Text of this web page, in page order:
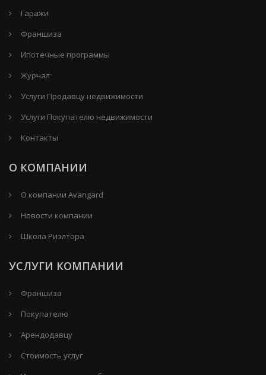
Гаражи
Франшиза
Ипотечные программы
Журнал
Услуги Продавцу недвижимости
Услуги Покупателю недвижимости
Контакты
О КОМПАНИИ
О компании Avangard
Новости компании
Школа Риэлтора
УСЛУГИ КОМПАНИИ
Франшиза
Покупателю
Арендодавцу
Стоимость услуг